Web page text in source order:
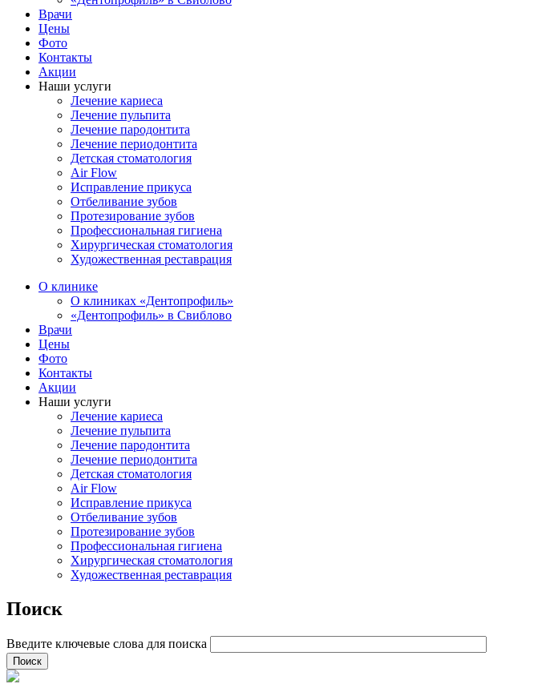
Врачи
Цены
Фото
Контакты
Акции
Наши услуги
Лечение кариеса
Лечение пульпита
Лечение пародонтита
Лечение периодонтита
Детская стоматология
Air Flow
Исправление прикуса
Отбеливание зубов
Протезирование зубов
Профессиональная гигиена
Хирургическая стоматология
Художественная реставрация
О клинике
О клиниках «Дентопрофиль»
«Дентопрофиль» в Свиблово
Врачи
Цены
Фото
Контакты
Акции
Наши услуги
Лечение кариеса
Лечение пульпита
Лечение пародонтита
Лечение периодонтита
Детская стоматология
Air Flow
Исправление прикуса
Отбеливание зубов
Протезирование зубов
Профессиональная гигиена
Хирургическая стоматология
Художественная реставрация
Поиск
Введите ключевые слова для поиска